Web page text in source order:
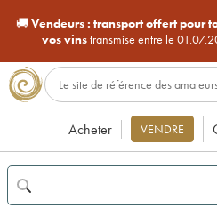
🚚Vendeurs : transport offert pour
vos vinstransmise entre le
Acheter VENDRE